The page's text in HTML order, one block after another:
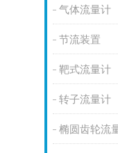
气体流量计
节流装置
靶式流量计
转子流量计
椭圆齿轮流